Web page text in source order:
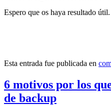
Espero que os haya resultado útil.
Esta entrada fue publicada en
6 motivos por los
de backup